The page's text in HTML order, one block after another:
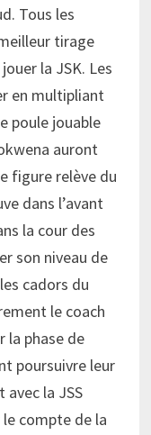
Tous les
tirage
la JSK. Les
en multipliant
poule jouable
auront
figure relève du
dans l’avant
la cour des
son niveau de
cadors du
le coach
la phase de
poursuivre leur
la JSS
compte de la